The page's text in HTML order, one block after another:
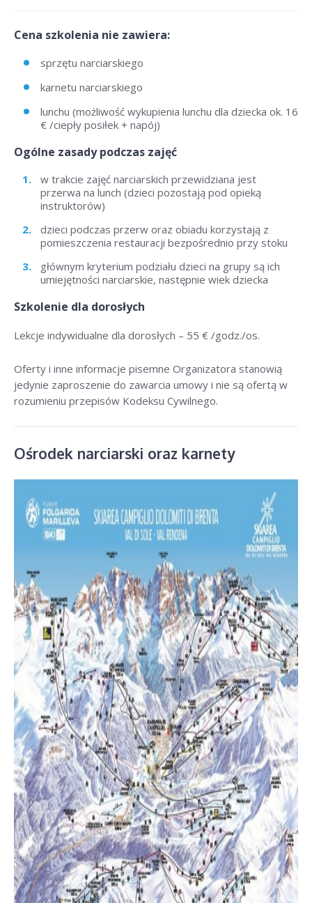
Cena szkolenia nie zawiera:
sprzętu narciarskiego
karnetu narciarskiego
lunchu (możliwość wykupienia lunchu dla dziecka ok. 16
€ /ciepły posiłek + napój)
Ogólne zasady podczas zajęć
w trakcie zajęć narciarskich przewidziana jest
przerwa na lunch (dzieci pozostają pod opieką
instruktorów)
dzieci podczas przerw oraz obiadu korzystają z
pomieszczenia restauracji bezpośrednio przy stoku
głównym kryterium podziału dzieci na grupy są ich
umiejętności narciarskie, następnie wiek dziecka
Szkolenie dla dorosłych
Lekcje indywidualne dla dorosłych – 55 € /godz./os.
Oferty i inne informacje pisemne Organizatora stanowią
jedynie zaproszenie do zawarcia umowy i nie są ofertą w
rozumieniu przepisów Kodeksu Cywilnego.
Ośrodek narciarski oraz karnety